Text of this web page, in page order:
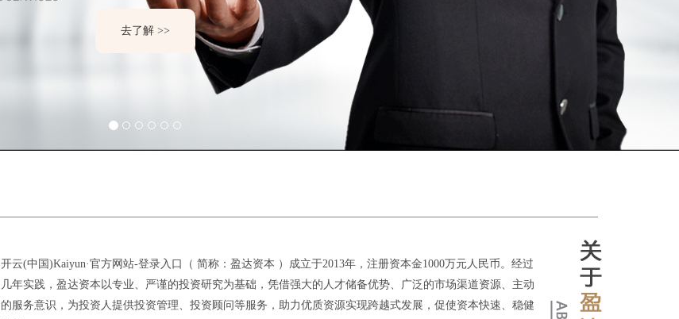
去了解 >>
开云(中国)Kaiyun·官方网站-登录入口（ 简称：盈达资本 ）成立于2013年，注册资本金1000万元人民币。经过
几年实践，盈达资本以专业、严谨的投资研究为基础，凭借强大的人才储备优势、广泛的市场渠道资源、主动
的服务意识，为投资人提供投资管理、投资顾问等服务，助力优质资源实现跨越式发展，促使资本快速、稳健